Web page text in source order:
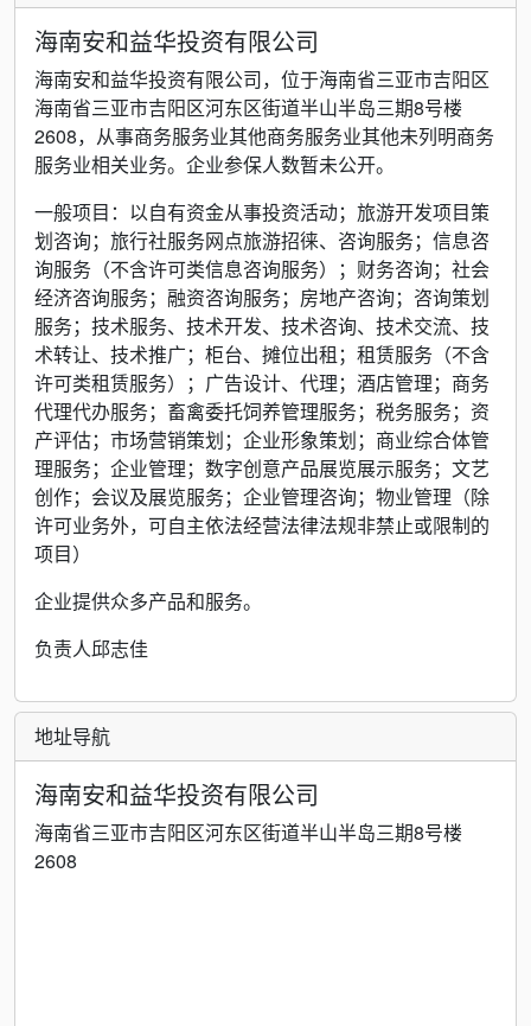
海南安和益华投资有限公司
海南安和益华投资有限公司，位于海南省三亚市吉阳区
海南省三亚市吉阳区河东区街道半山半岛三期8号楼
2608，从事商务服务业其他商务服务业其他未列明商务
服务业相关业务。企业参保人数暂未公开。
一般项目：以自有资金从事投资活动；旅游开发项目策
划咨询；旅行社服务网点旅游招徕、咨询服务；信息咨
询服务（不含许可类信息咨询服务）；财务咨询；社会
经济咨询服务；融资咨询服务；房地产咨询；咨询策划
服务；技术服务、技术开发、技术咨询、技术交流、技
术转让、技术推广；柜台、摊位出租；租赁服务（不含
许可类租赁服务）；广告设计、代理；酒店管理；商务
代理代办服务；畜禽委托饲养管理服务；税务服务；资
产评估；市场营销策划；企业形象策划；商业综合体管
理服务；企业管理；数字创意产品展览展示服务；文艺
创作；会议及展览服务；企业管理咨询；物业管理（除
许可业务外，可自主依法经营法律法规非禁止或限制的
项目）
企业提供众多产品和服务。
负责人邱志佳
地址导航
海南安和益华投资有限公司
海南省三亚市吉阳区河东区街道半山半岛三期8号楼
2608